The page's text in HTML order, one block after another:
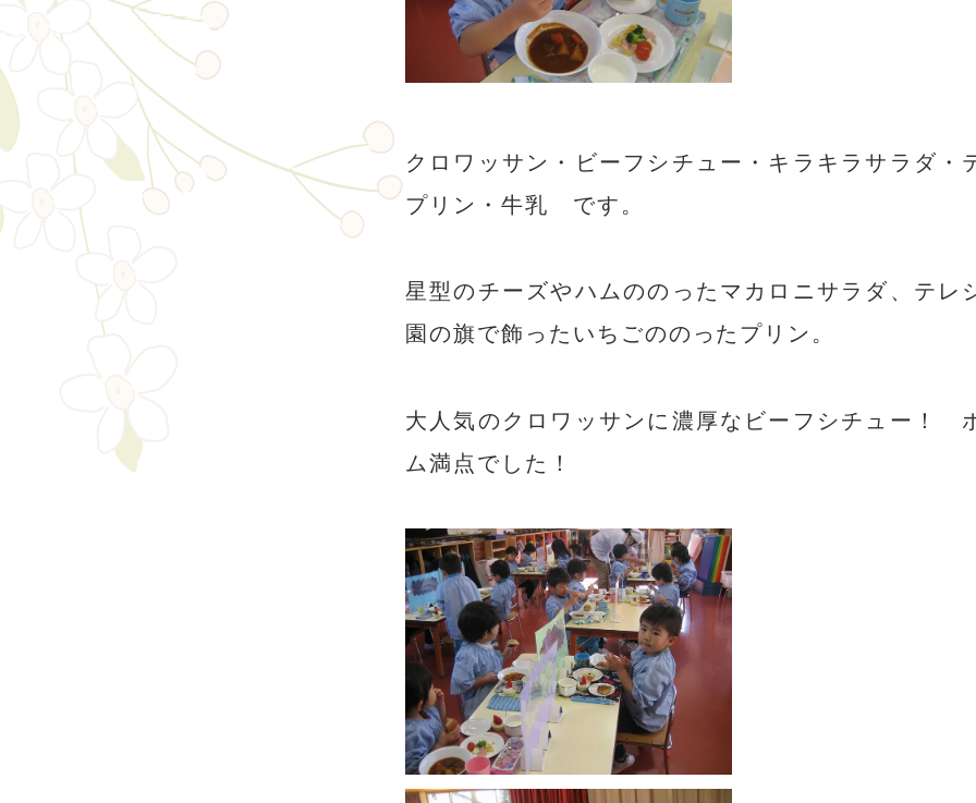
クロワッサン・ビーフシチュー・キラキラサラダ・
プリン・牛乳 です。
星型のチーズやハムののったマカロニサラダ、テレ
園の旗で飾ったいちごののったプリン。
大人気のクロワッサンに濃厚なビーフシチュー！
ム満点でした！